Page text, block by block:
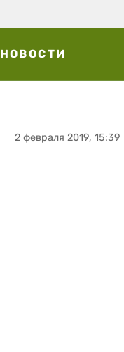
НОВОСТИ
2 февраля 2019, 15:39